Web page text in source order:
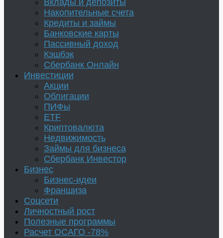
Вклады и депозиты
Накопительные счета
Кредиты и займы
Банковские карты
Пассивный доход
Кэшбэк
Сбербанк Онлайн
Инвестиции
Акции
Облигации
ПИФы
ETF
Криптовалюта
Недвижимость
Займы для бизнеса
Сбербанк Инвестор
Бизнес
Бизнес-идеи
Франшиза
Соцсети
Личностный рост
Полезные программы
Расчет ОСАГО -78%